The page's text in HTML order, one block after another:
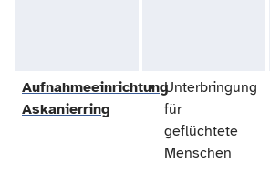
Aufnahmeeinrichtung
Askanierring
Unterbringung
für
geflüchtete
Menschen